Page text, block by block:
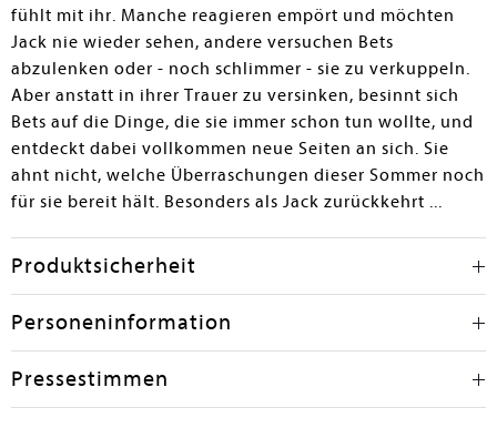
fühlt mit ihr. Manche reagieren empört und möchten
Jack nie wieder sehen, andere versuchen Bets
abzulenken oder - noch schlimmer - sie zu verkuppeln.
Aber anstatt in ihrer Trauer zu versinken, besinnt sich
Bets auf die Dinge, die sie immer schon tun wollte, und
entdeckt dabei vollkommen neue Seiten an sich. Sie
ahnt nicht, welche Überraschungen dieser Sommer noch
für sie bereit hält. Besonders als Jack zurückkehrt ...
Produktsicherheit
Personeninformation
Pressestimmen